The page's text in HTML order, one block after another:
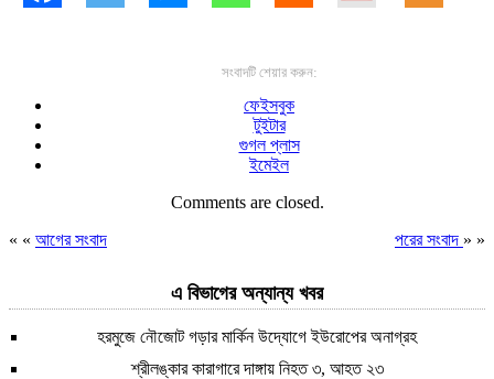
সংবাদটি শেয়ার করুন:
ফেইসবুক
টুইটার
গুগল প্লাস
ইমেইল
Comments are closed.
« « আগের সংবাদ পরের সংবাদ » »
এ বিভাগের অন্যান্য খবর
হরমুজে নৌজোট গড়ার মার্কিন উদ্যোগে ইউরোপের অনাগ্রহ
শ্রীলঙ্কার কারাগারে দাঙ্গায় নিহত ৩, আহত ২৩